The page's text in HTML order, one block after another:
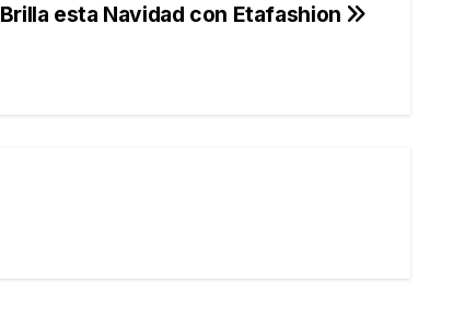
Brilla esta Navidad con Etafashion